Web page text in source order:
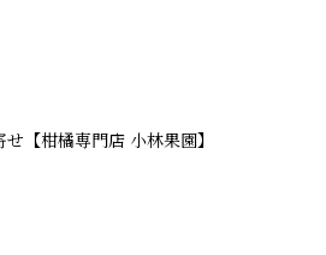
【柑橘専門店 小林果園】